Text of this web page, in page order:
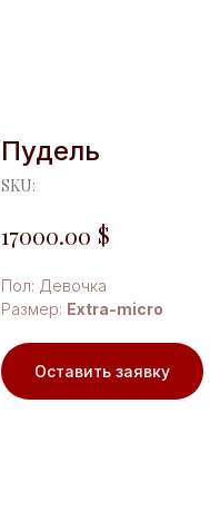
Пудель
SKU:
17000.00 $
Пол: Девочка
Размер: Extra-micro
Оставить заявку